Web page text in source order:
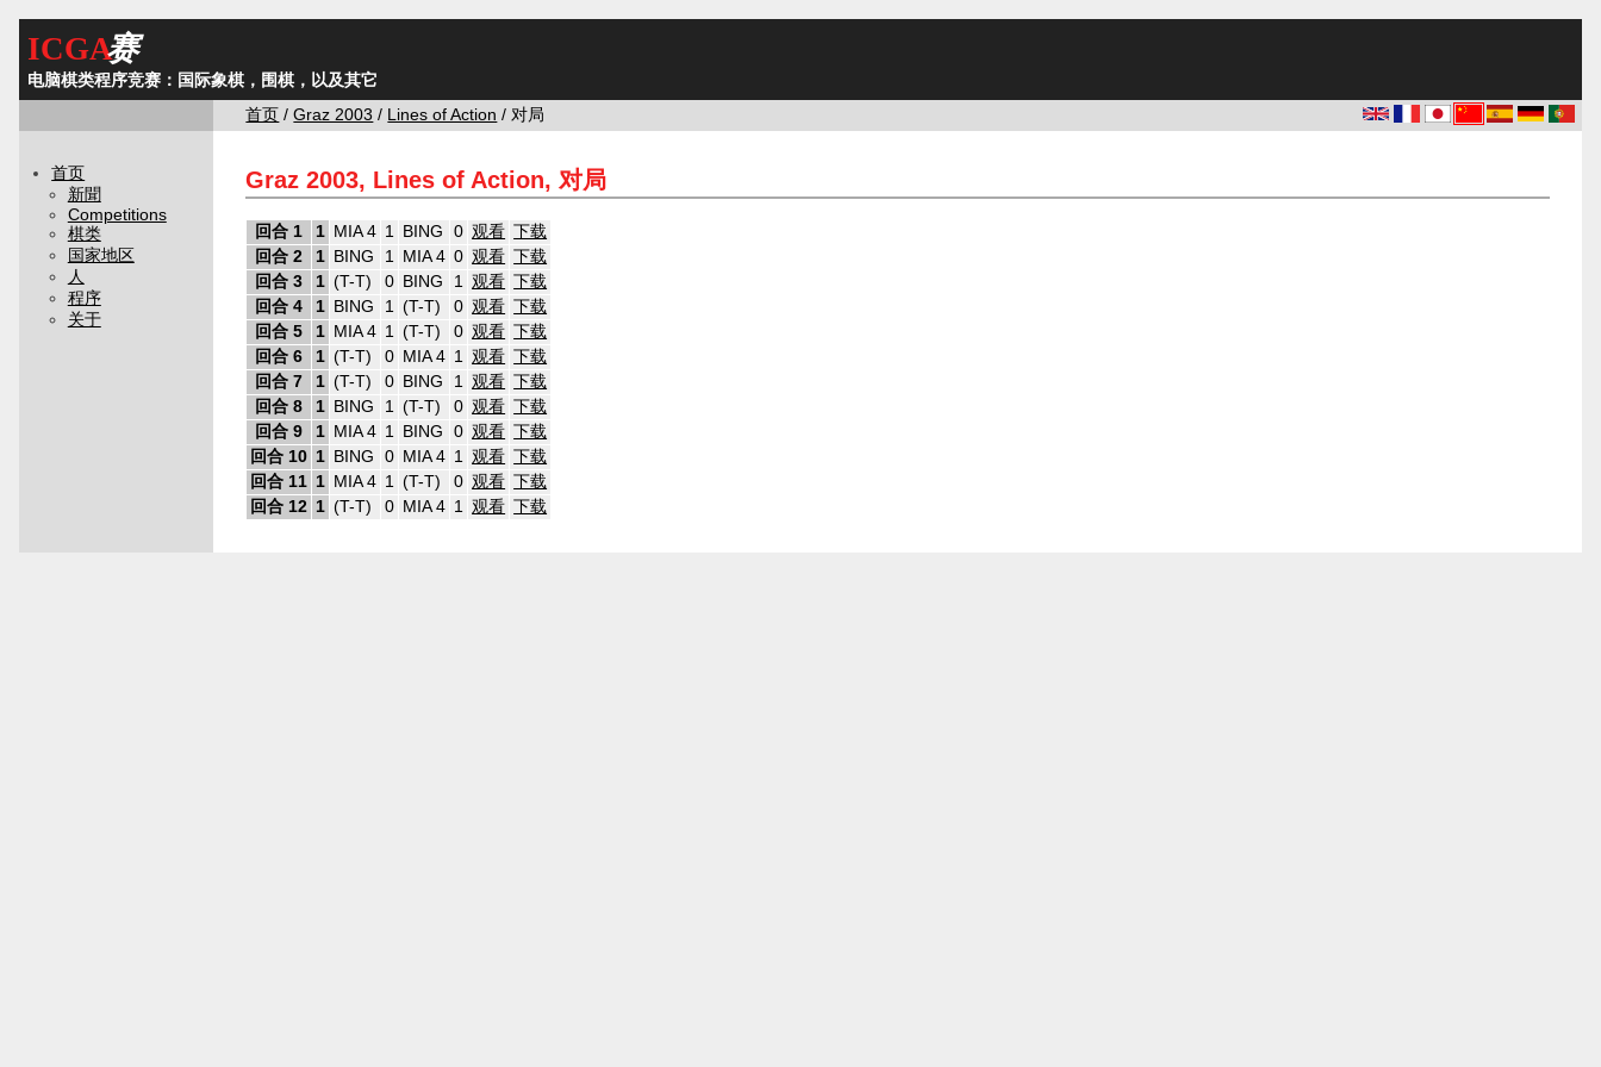
ICGA赛
电脑棋类程序竞赛：国际象棋，围棋，以及其它
首页 /Graz 2003 / Lines of Action / 对局
首页
新聞
Competitions
棋类
国家地区
人
程序
关于
Graz 2003, Lines of Action, 对局
回合 1 1 MIA 4 1 BING 0 观看 下载
回合 2
1 BING 1 MIA 4 0 观看 下载
回合 3
1 (T-T) 0 BING 1 观看 下载
回合 4
1 BING 1 (T-T) 0 观看 下载
回合 5
1 MIA 4 1 (T-T) 0 观看 下载
回合 6
1 (T-T) 0 MIA 4 1 观看 下载
回合 7
1 (T-T) 0 BING 1 观看 下载
回合 8
1 BING 1 (T-T) 0 观看 下载
回合 9
1 MIA 4 1 BING 0 观看 下载
回合 10 1 BING 0 MIA 4 1 观看 下载
回合 11 1 MIA 4 1 (T-T) 0 观看 下载
回合 12 1 (T-T) 0 MIA 4 1 观看 下载